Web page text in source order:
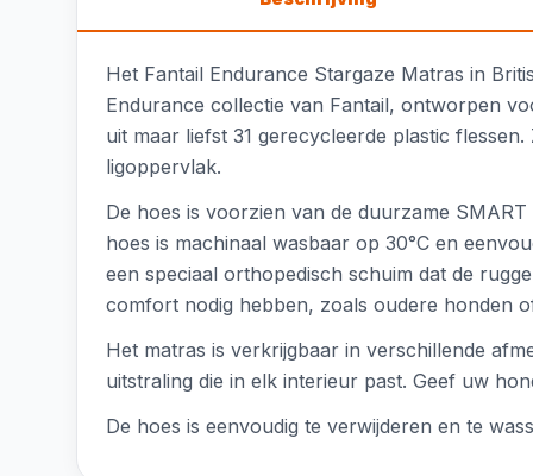
Het Fantail Endurance Stargaze Matras in
Endurance collectie van Fantail, ontworpen
uit maar liefst 31 gerecycleerde plastic
ligoppervlak.
De hoes is voorzien van de duurzame
hoes is machinaal wasbaar op 30°C en
een speciaal orthopedisch schuim dat de
comfort nodig hebben, zoals oudere honden
Het matras is verkrijgbaar in verschillende
uitstraling die in elk interieur past. Geef uw
De hoes is eenvoudig te verwijderen en te